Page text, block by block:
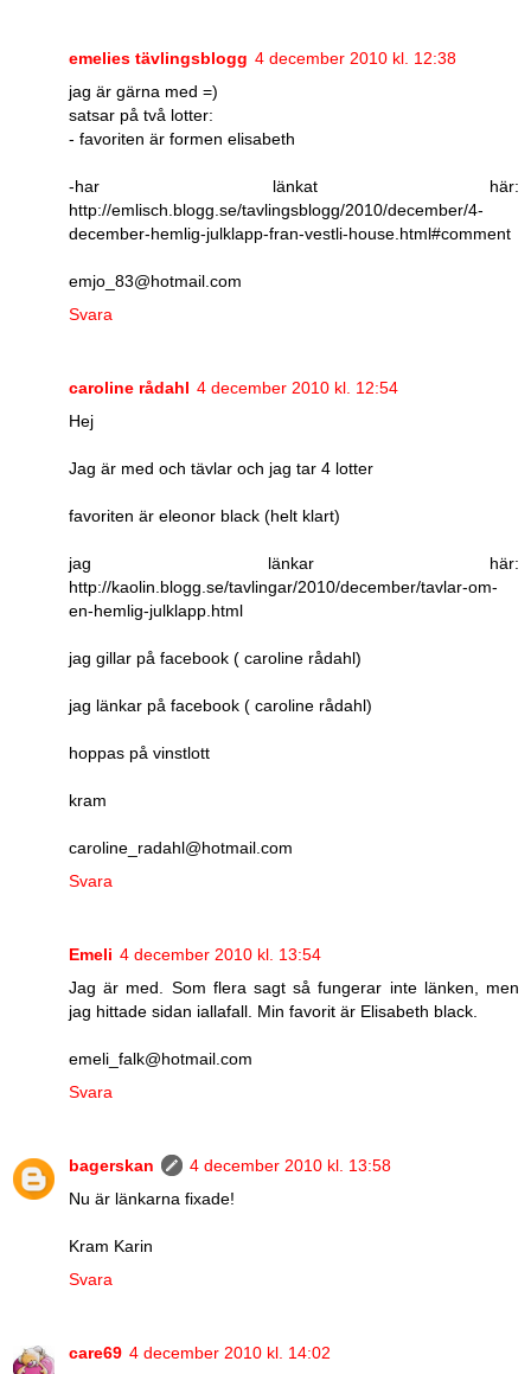
emelies tävlingsblogg 4 december 2010 kl. 12:38
jag är gärna med =)
satsar på två lotter:
- favoriten är formen elisabeth
-har länkat här:
http://emlisch.blogg.se/tavlingsblogg/2010/december/4-
december-hemlig-julklapp-fran-vestli-house.html#comment
emjo_83@hotmail.com
Svara
caroline rådahl 4 december 2010 kl. 12:54
Hej
Jag är med och tävlar och jag tar 4 lotter
favoriten är eleonor black (helt klart)
jag länkar här:
http://kaolin.blogg.se/tavlingar/2010/december/tavlar-om-
en-hemlig-julklapp.html
jag gillar på facebook ( caroline rådahl)
jag länkar på facebook ( caroline rådahl)
hoppas på vinstlott
kram
caroline_radahl@hotmail.com
Svara
Emeli 4 december 2010 kl. 13:54
Jag är med. Som flera sagt så fungerar inte länken, men
jag hittade sidan iallafall. Min favorit är Elisabeth black.
emeli_falk@hotmail.com
Svara
bagerskan
4 december 2010 kl. 13:58
Nu är länkarna fixade!
Kram Karin
Svara
care69 4 december 2010 kl. 14:02